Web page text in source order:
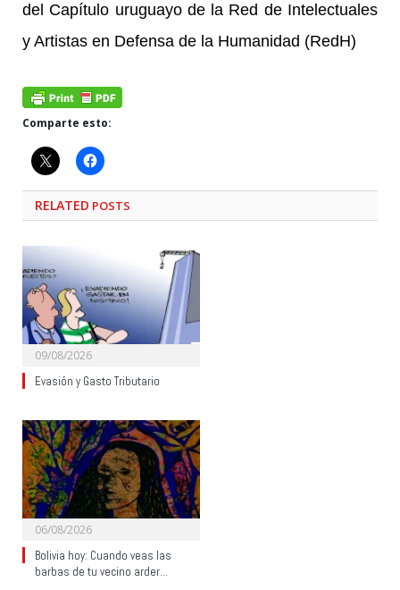
del Capítulo uruguayo de la Red de Intelectuales
y Artistas en Defensa de la Humanidad (RedH)
Comparte esto:
RELATED POSTS
09/08/2026
Evasión y Gasto Tributario
06/08/2026
Bolivia hoy: Cuando veas las
barbas de tu vecino arder…